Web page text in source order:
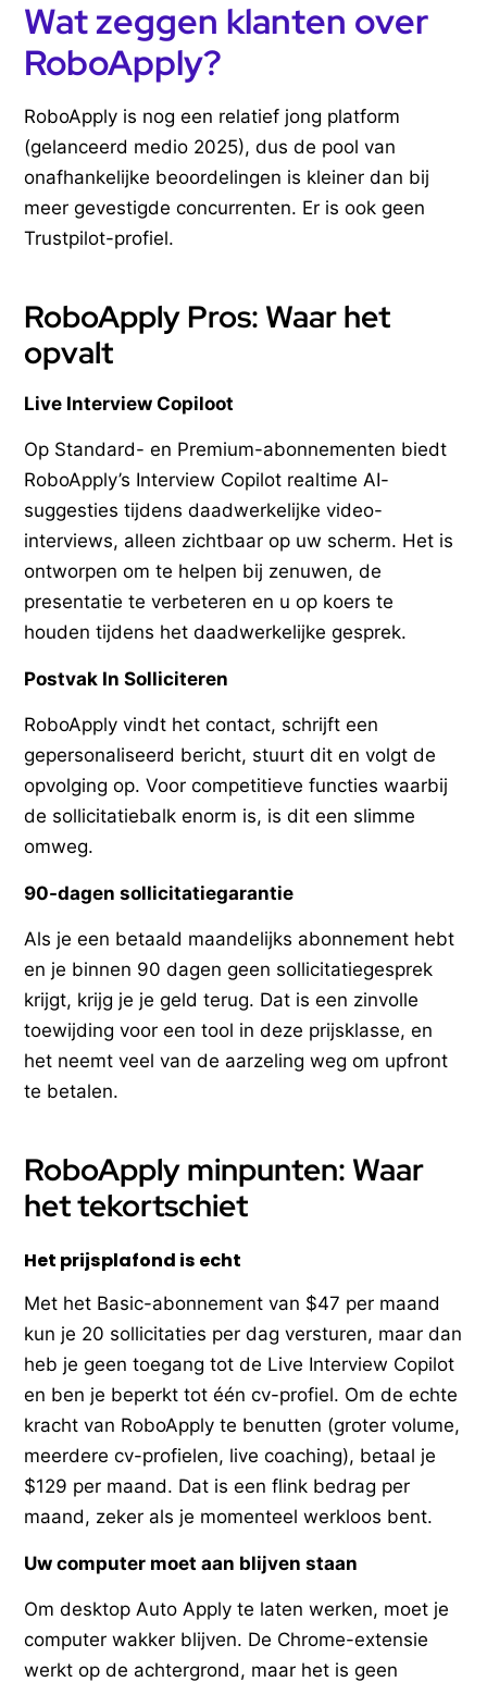
Wat zeggen klanten over
RoboApply?
RoboApply is nog een relatief jong platform
(gelanceerd medio 2025), dus de pool van
onafhankelijke beoordelingen is kleiner dan bij
meer gevestigde concurrenten. Er is ook geen
Trustpilot-profiel.
RoboApply Pros: Waar het
opvalt
Live Interview Copiloot
Op Standard- en Premium-abonnementen biedt
RoboApply’s Interview Copilot realtime AI-
suggesties tijdens daadwerkelijke video-
interviews, alleen zichtbaar op uw scherm. Het is
ontworpen om te helpen bij zenuwen, de
presentatie te verbeteren en u op koers te
houden tijdens het daadwerkelijke gesprek.
Postvak In Solliciteren
RoboApply vindt het contact, schrijft een
gepersonaliseerd bericht, stuurt dit en volgt de
opvolging op. Voor competitieve functies waarbij
de sollicitatiebalk enorm is, is dit een slimme
omweg.
90-dagen sollicitatiegarantie
Als je een betaald maandelijks abonnement hebt
en je binnen 90 dagen geen sollicitatiegesprek
krijgt, krijg je je geld terug. Dat is een zinvolle
toewijding voor een tool in deze prijsklasse, en
het neemt veel van de aarzeling weg om upfront
te betalen.
RoboApply minpunten: Waar
het tekortschiet
Het prijsplafond is echt
Met het Basic-abonnement van $47 per maand
kun je 20 sollicitaties per dag versturen, maar dan
heb je geen toegang tot de Live Interview Copilot
en ben je beperkt tot één cv-profiel. Om de echte
kracht van RoboApply te benutten (groter volume,
meerdere cv-profielen, live coaching), betaal je
$129 per maand. Dat is een flink bedrag per
maand, zeker als je momenteel werkloos bent.
Uw computer moet aan blijven staan
Om desktop Auto Apply te laten werken, moet je
computer wakker blijven. De Chrome-extensie
werkt op de achtergrond, maar het is geen